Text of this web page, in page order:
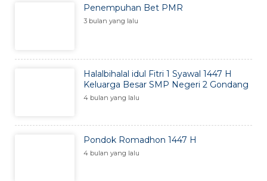
Penempuhan Bet PMR
3 bulan yang lalu
Halalbihalal idul Fitri 1 Syawal 1447 H
Keluarga Besar SMP Negeri 2 Gondang
4 bulan yang lalu
Pondok Romadhon 1447 H
4 bulan yang lalu